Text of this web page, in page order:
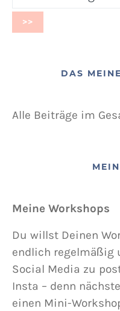
DAS
Alle Beiträge im
Meine Workshops
Du willst Deinen
endlich regelmäßig
Social Media zu
Insta – denn
einen Mini-